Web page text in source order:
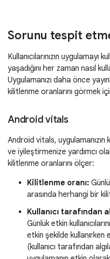
Sorunu tespit
Kullanıcılarınızın uygulamayı
yaşadığını her zaman nasıl
Uygulamanızı daha önce
kilitlenme oranlarını görmek
Android vitals
Android vitals, uygulamanızın
ve iyileştirmenize yardımcı
kilitlenme oranlarını ölçer:
Kilitlenme oranı:
arasında herhangi bir
Kullanıcı tarafından
Günlük etkin
etkin şekilde
(kullanıcı tarafından